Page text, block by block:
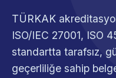
TÜRKAK
ISO/IEC 27001, ISO
standartta tarafsız,
geçerliliğe sahip